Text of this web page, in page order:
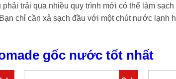
trải qua nhiều quy trình mới có thể làm
chỉ cần xả sạch đầu với một chút nước lạnh
gốc nước tốt nhất